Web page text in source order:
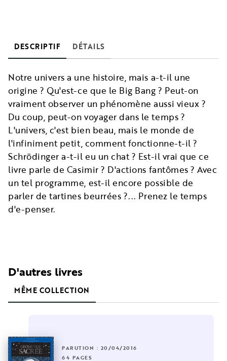
DESCRIPTIF DÉTAILS
Notre univers a une histoire, mais a-t-il une
origine ? Qu'est-ce que le Big Bang ? Peut-on
vraiment observer un phénomène aussi vieux ?
Du coup, peut-on voyager dans le temps ?
L'univers, c'est bien beau, mais le monde de
l'infiniment petit, comment fonctionne-t-il ?
Schrödinger a-t-il eu un chat ? Est-il vrai que ce
livre parle de Casimir ? D'actions fantômes ? Avec
un tel programme, est-il encore possible de
parler de tartines beurrées ?... Prenez le temps
d'e-penser.
D'autres livres
MÊME COLLECTION
PARUTION : 20/04/2016
64 PAGES